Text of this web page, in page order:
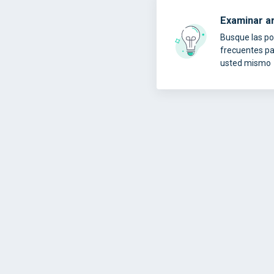
Examinar
Busque las
frecuentes
usted mismo